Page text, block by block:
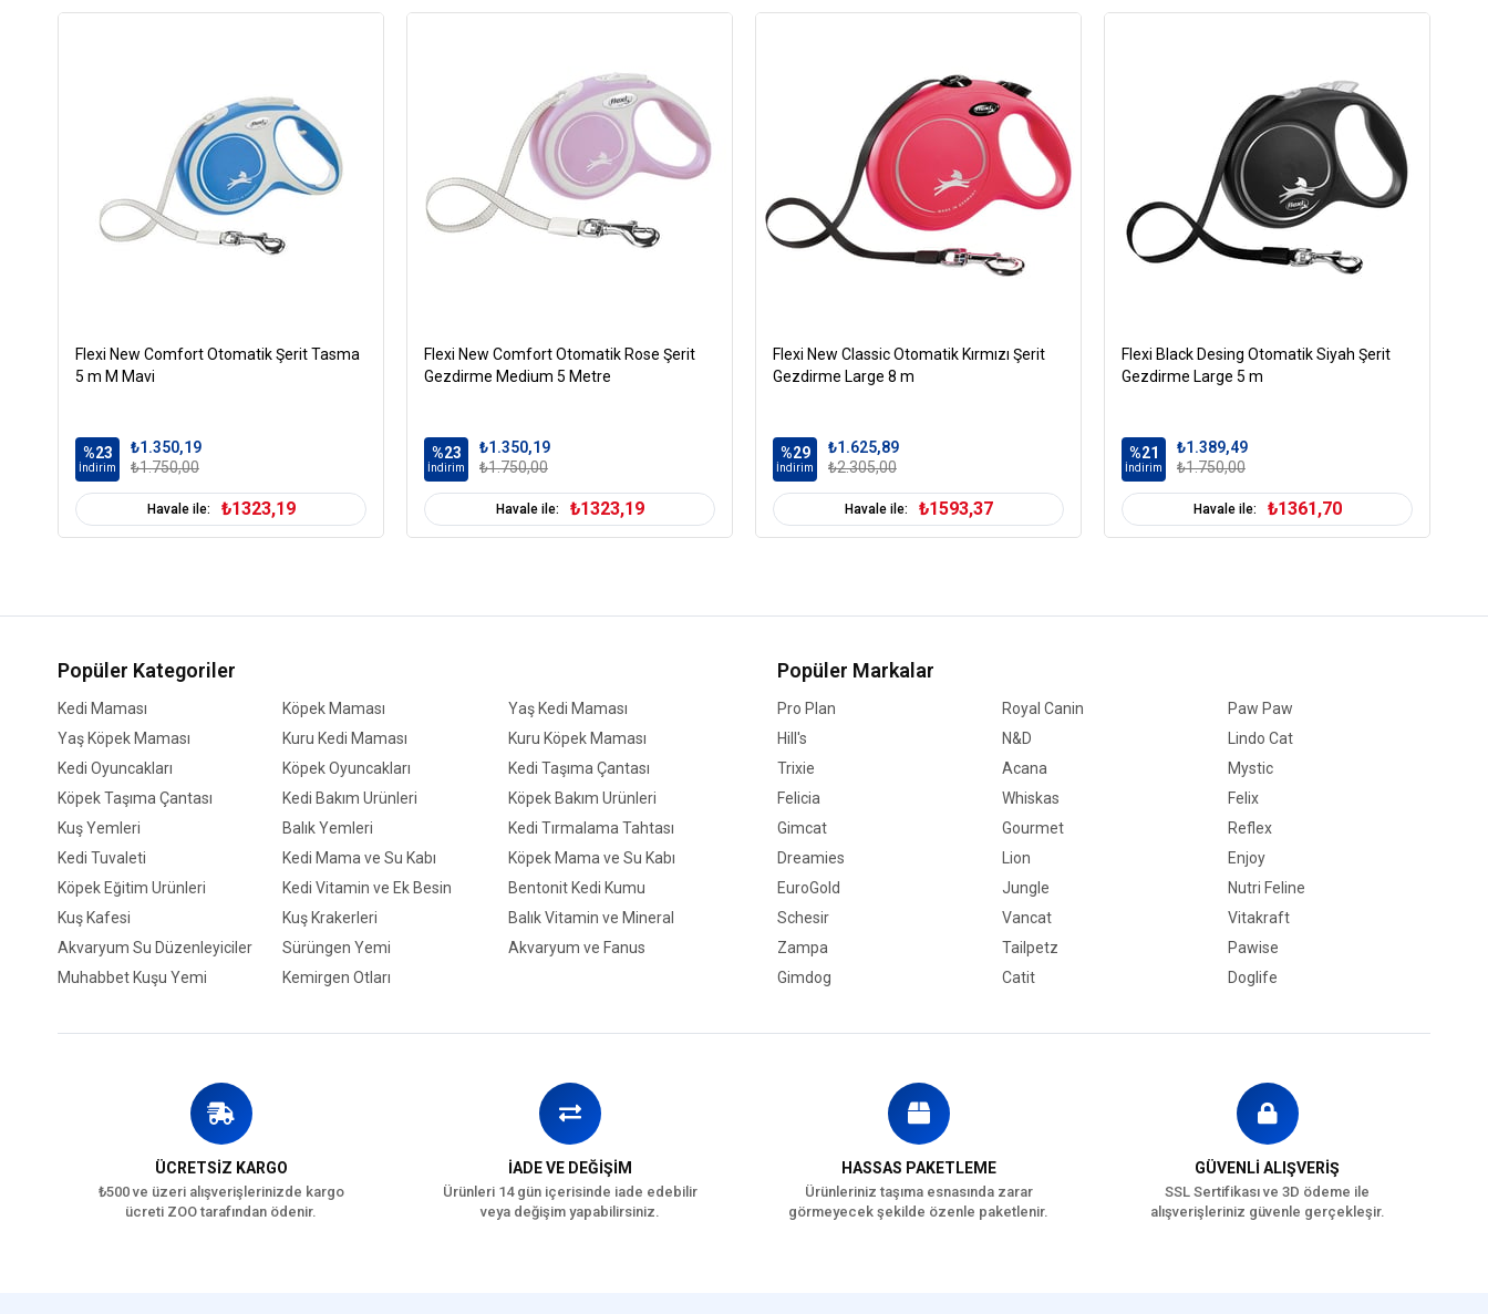
Flexi New Comfort Otomatik Şerit Tasma
5 m M Mavi
%23
İndirim
₺1.350,19
₺1.750,00
Havale ile: ₺1323,19
Flexi New Comfort Otomatik Rose Şerit
Gezdirme Medium 5 Metre
%23
İndirim
₺1.350,19
₺1.750,00
Havale ile: ₺1323,19
Flexi New Classic Otomatik Kırmızı Şerit
Gezdirme Large 8 m
%29
İndirim
₺1.625,89
₺2.305,00
Havale ile: ₺1593,37
Flexi Black Desing Otomatik Siyah Şerit
Gezdirme Large 5 m
%21
İndirim
₺1.389,49
₺1.750,00
Havale ile: ₺1361,70
Popüler Kategoriler
Kedi Maması Köpek Maması
Yaş Kedi Maması
Yaş Köpek Maması
Kuru Kedi Maması
Kuru Köpek Maması
Kedi Oyuncakları
Köpek Oyuncakları
Kedi Taşıma Çantası
Köpek Taşıma Çantası
Kedi Bakım Ürünleri
Köpek Bakım Ürünleri
Kuş Yemleri
Balık Yemleri
Kedi Tırmalama Tahtası
Kedi Tuvaleti
Kedi Mama ve Su Kabı
Köpek Mama ve Su Kabı
Köpek Eğitim Ürünleri
Kedi Vitamin ve Ek Besin
Bentonit Kedi Kumu
Kuş Kafesi
Kuş Krakerleri
Balık Vitamin ve Mineral
Akvaryum Su Düzenleyiciler
Sürüngen Yemi
Akvaryum ve Fanus
Muhabbet Kuşu Yemi
Kemirgen Otları
Popüler Markalar
Pro Plan Royal Canin
Paw Paw
Hill's
N&D
Lindo Cat
Trixie
Acana
Mystic
Felicia
Whiskas
Felix
Gimcat
Gourmet
Reflex
Dreamies
Lion
Enjoy
EuroGold
Jungle
Nutri Feline
Schesir
Vancat
Vitakraft
Zampa
Tailpetz
Pawise
Gimdog
Catit Doglife
ÜCRETSİZ KARGO
₺500 ve üzeri alışverişlerinizde kargo
ücreti ZOO tarafından ödenir.
İADE VE DEĞİŞİM
Ürünleri 14 gün içerisinde iade edebilir
veya değişim yapabilirsiniz.
HASSAS PAKETLEME
Ürünleriniz taşıma esnasında zarar
görmeyecek şekilde özenle paketlenir.
GÜVENLİ ALIŞVERİŞ
SSL Sertifikası ve 3D ödeme ile
alışverişleriniz güvenle gerçekleşir.